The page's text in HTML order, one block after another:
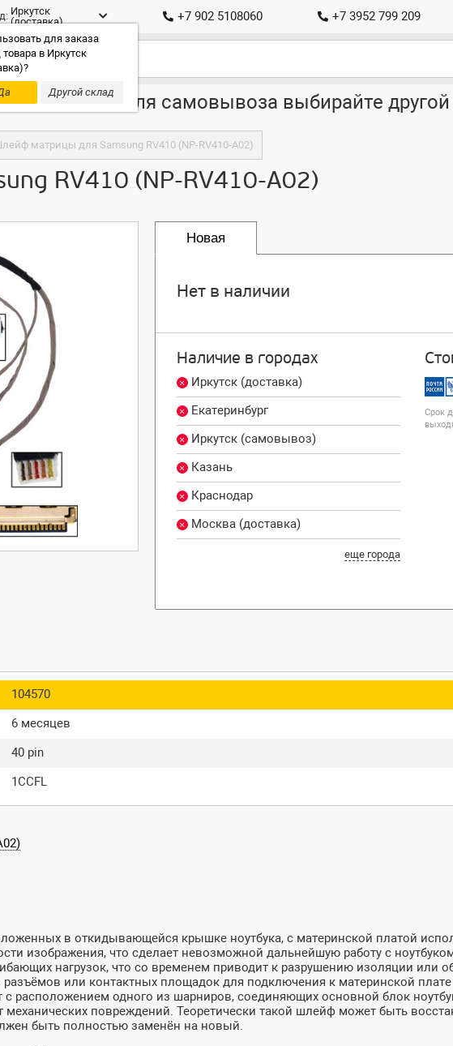
Иркутск
(доставка)
для заказа
в Иркутск
Другой склад
+7 902 5108060 +7 3952 799 209
доставка, для самовывоза выбирайте
матрицы для Samsung RV410 (NP-RV410-A02)
RV410 (NP-RV410-A02)
Новая
Нет в наличии
Наличие в городах
Иркутск (доставка)
Екатеринбург
Иркутск (самовывоз)
Казань
Краснодар
Москва (доставка)
еще города
Срок
104570
6 месяцев
40 pin
1CCFL
в откидывающейся крышке ноутбука, с материнской платой
изображения, что сделает невозможной дальнейшую работу с
нагрузок, что со временем приводит к разрушению изоляции
разъёмов или контактных площадок для подключения к материнской
расположением одного из шарниров, соединяющих основной блок
повреждений. Теоретически такой шлейф может быть
быть полностью заменён на новый.